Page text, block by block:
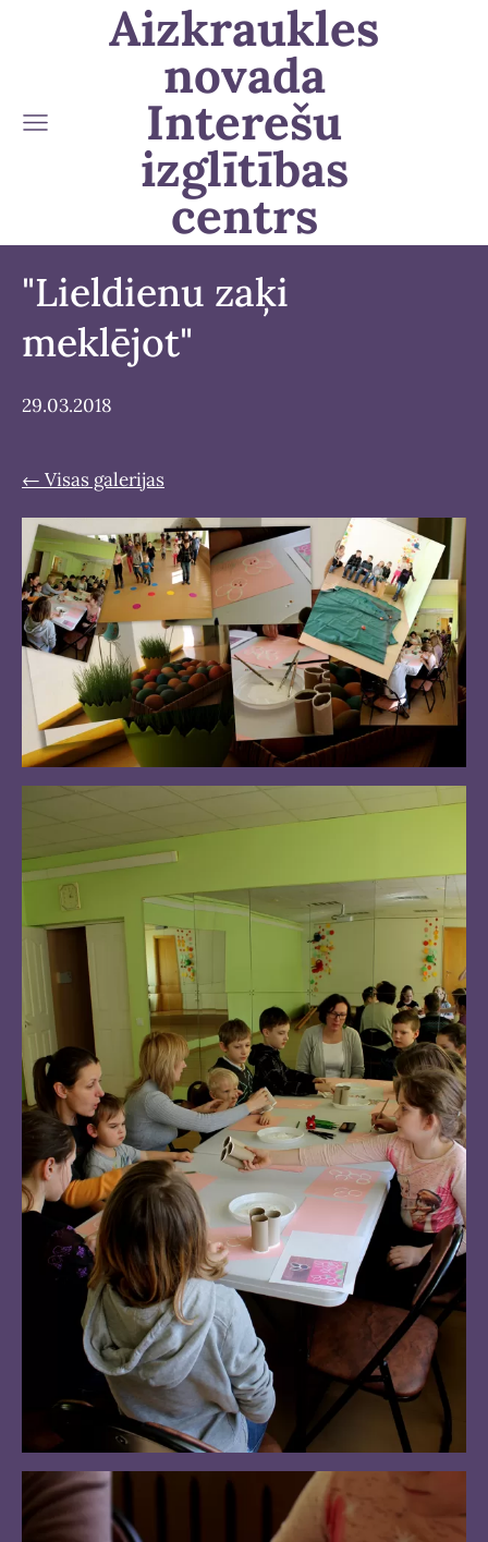
Aizkraukles
novada
Interešu
izglītības
centrs
"Lieldienu zaķi
meklējot"
29.03.2018
Visas galerijas